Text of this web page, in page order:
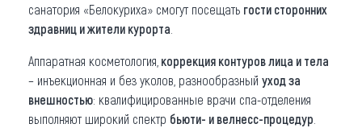
санатория «Белокуриха» смогут посещать гости сторонних
здравниц и жители курорта
Аппаратная косметология, коррекция контуров лица и тела
– инъекционная и без уколов, разнообразный уход за
внешностью: квалифицированные врачи спа-отделения
выполняют широкий спектр бьюти- и велнесс-процедур